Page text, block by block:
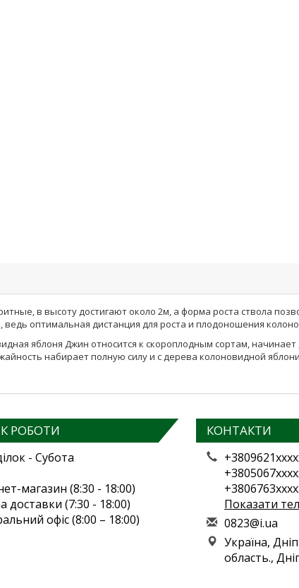
в высоту достигают около 2м, а форма роста ствола
оптимальная дистанция для роста и плодоношения
яблоня Джин относится к скороплодным сортам, начинает
набирает полную силу и с дерева колоновидной
РОБОТИ
- Субота
магазин (8:30 - 18:00)
доставки (7:30 - 18:00)
офіс (8:00 – 18:00)
КОНТАКТИ
Показати
0823@i.ua
Україна,
область.,